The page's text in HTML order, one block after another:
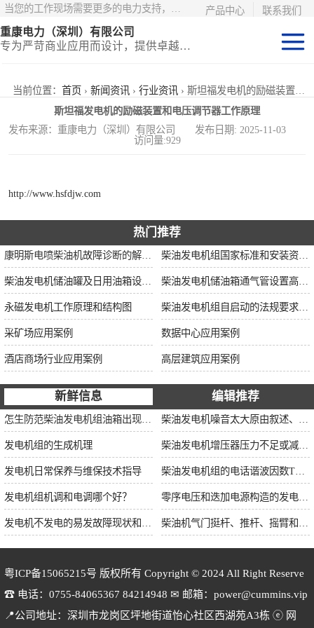
联系我们
产品中心
重康电力（深圳）有限公司
专为严苛商业应用而设计，提供卓越的价值和匹配的功能
当前位置： 首页 › 新闻资讯 › 行业资讯 › 斯坦福发电机的励磁装置和电压调节器工作原理
斯坦福发电机的励磁装置和电压调节器工作原理
发布来源：重康电力（深圳）有限公司 发布日期: 2025-11-03
访问量:929
http://www.hsfdjw.com
热门推荐
永磁发电机工作原理和结构图
采矿场应用案例 数据中心应用案例
酒店商场行业应用案例 高层建筑应用案例
新鲜信息 编辑推荐
发电机组的生成机理
发电机日常保养与维保技术指导
发电机组机调和电调哪个好？
粤ICP备15065215号 版权所有 Copyright © 2024 All Right Reserve
☎ 电话：0755-84065367 84214948 ✉ 邮箱：power@cummins.vip
📍公司地址：深圳市龙岗区坪地街道怡心社区西湖苑A3栋 ⓔ 网
静音型集装箱电
站
移动式挂车电站